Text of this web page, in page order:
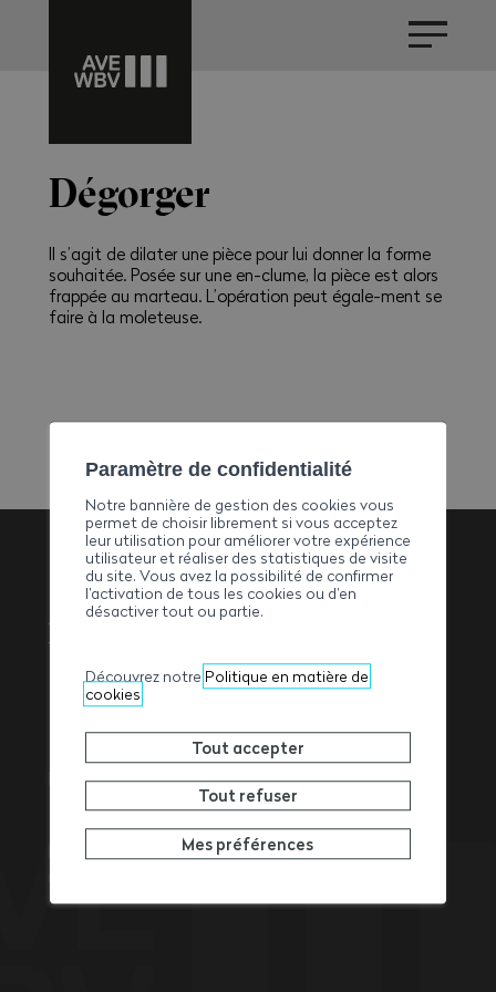
Dégorger
Il s’agit de dilater une pièce pour lui donner la forme
souhaitée. Posée sur une en-clume, la pièce est alors
frappée au marteau. L’opération peut égale-ment se
faire à la moleteuse.
Association
Valaisanne des
Entrepreneurs
Rue de l’Avenir 11
Tél. +41 27 327 32 32
Fax +41 27 327 32 82
Paramètre de confidentialité
Notre bannière de gestion des cookies vous
permet de choisir librement si vous acceptez
leur utilisation pour améliorer votre expérience
utilisateur et réaliser des statistiques de visite
du site. Vous avez la possibilité de confirmer
l’activation de tous les cookies ou d’en
désactiver tout ou partie.
Découvrez notre Politique en matière de
cookies
Tout accepter
Tout refuser
Mes préférences